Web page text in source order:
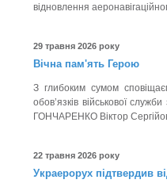
відновлення
29 травня 2026 року
Вічна пам'ять Герою
З глибоким сумом
обов’язків військової
ГОНЧАРЕНКО Віктор
22 травня 2026 року
Украерорух підтвердив